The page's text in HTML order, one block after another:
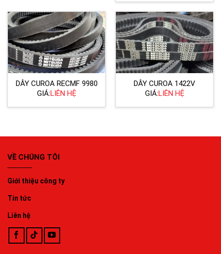
DÂY CUROA RECMF 9980
GIÁ:LIÊN HỆ
DÂY CUROA 1422V
GIÁ:LIÊN HỆ
VỀ CHÚNG TÔI
Giới thiệu công ty
Tin tức
Liên hệ